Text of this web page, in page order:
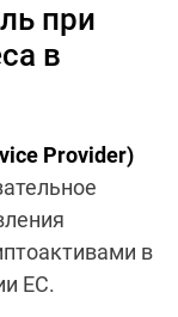
при
в
Provider)
в
ЕС.